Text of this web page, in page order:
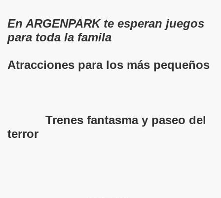
En ARGENPARK te esperan juegos
para toda la famila
Atracciones para los más pequeños
Trenes fantasma y paseo del
terror